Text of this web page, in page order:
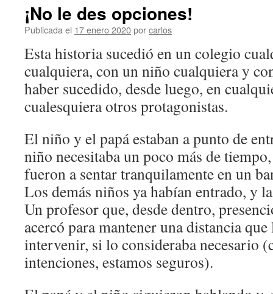
¡No le des opciones!
Publicada el 17 enero 2020porcarlos
Esta historia sucedió en un colegio
cualquiera, con un niño cualquiera y
haber sucedido, desde luego, en
cualesquiera otros protagonistas.
El niño y el papá estaban a punto de
niño necesitaba un poco más de
fueron a sentar tranquilamente en un
Los demás niños ya habían entrado, y
Un profesor que, desde dentro,
acercó para mantener una distancia
intervenir, si lo consideraba necesario
intenciones, estamos seguros).